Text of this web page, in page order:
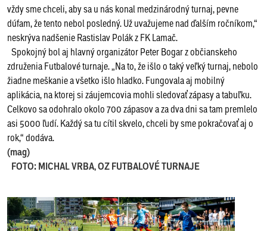
vždy sme chceli, aby sa u nás konal medzinárodný turnaj, pevne
dúfam, že tento nebol posledný. Už uvažujeme nad ďalším ročníkom,“
neskrýva nadšenie Rastislav Polák z FK Lamač.
Spokojný bol aj hlavný organizátor Peter Bogar z občianskeho
združenia Futbalové turnaje. „Na to, že išlo o taký veľký turnaj, nebolo
žiadne meškanie a všetko išlo hladko. Fungovala aj mobilný
aplikácia, na ktorej si záujemcovia mohli sledovať zápasy a tabuľku.
Celkovo sa odohralo okolo 700 zápasov a za dva dni sa tam premlelo
asi 5000 ľudí. Každý sa tu cítil skvelo, chceli by sme pokračovať aj o
rok,“ dodáva.
(mag)
FOTO: MICHAL VRBA, OZ FUTBALOVÉ TURNAJE